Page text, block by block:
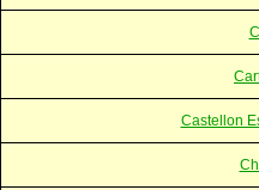
Castellon